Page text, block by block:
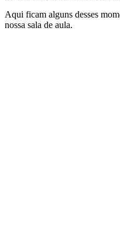
Aqui ficam alguns desses
nossa sala de aula.